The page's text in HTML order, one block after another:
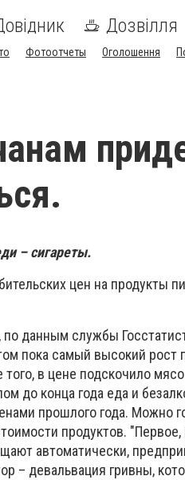
Дозвілля
Фотоотчеты Оголошення
– сигареты.
цен на продукты
по данным службы
пока самый высокий рост
в цене подскочило
до конца года еда и
прошлого года. Можно
продуктов.
автоматически,
– девальвация гривны,